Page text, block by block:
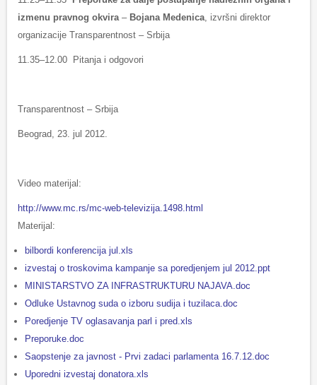
izmenu pravnog okvira– Bojana Medenica, izvršni direktor
organizacije Transparentnost – Srbija
11.35–12.00 Pitanja i odgovori
Transparentnost – Srbija
Beograd, 23. jul 2012.
Video materijal:
http://www.mc.rs/mc-web-televizija.1498.html
Materijal:
bilbordi konferencija jul.xls
izvestaj o troskovima kampanje sa poredjenjem jul 2012.ppt
MINISTARSTVO ZA INFRASTRUKTURU NAJAVA.doc
Odluke Ustavnog suda o izboru sudija i tuzilaca.doc
Poredjenje TV oglasavanja parl i pred.xls
Preporuke.doc
Saopstenje za javnost - Prvi zadaci parlamenta 16.7.12.doc
Uporedni izvestaj donatora.xls